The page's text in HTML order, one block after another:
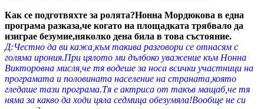
Как се подготвяхте за ролята?Нонна Мордюкова в една
програма разказа,че когато на площадката трябвало да
изиграе безумие,няколко дена била в това състояние.
Д:Честно да ви кажа,към такива разговори се отнасям с
голяма ирония.При цялото ми дълбоко уважение към Нонна
Викторовна мисля,че тя водеше за носа всички участници на
програмата и половината население на страната,която
гледаше тази програма.Тя е актриса от такъв мащаб,че тя
няма за какво да ходи цяла седмица обезумяла!Вообще не си